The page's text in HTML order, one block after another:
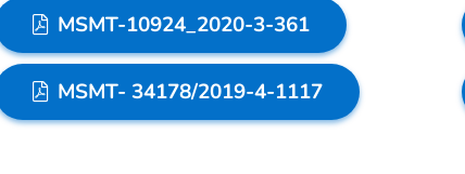
MSMT-10924_2020-3-361
MSMT- 34178/2019-4-1117